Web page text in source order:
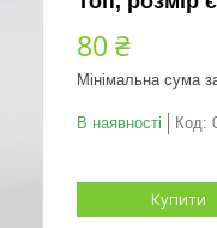
80 ₴
Мінімальна сума
В наявності Код:
Купити